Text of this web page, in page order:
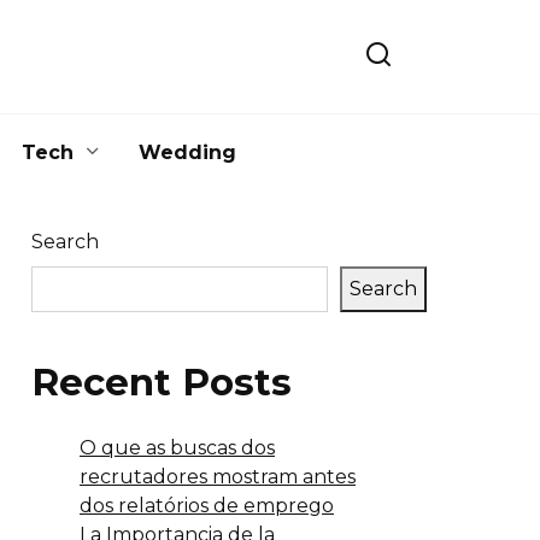
Tech Wedding
Search
Search
Recent Posts
O que as buscas dos
recrutadores mostram antes
dos relatórios de emprego
La Importancia de la